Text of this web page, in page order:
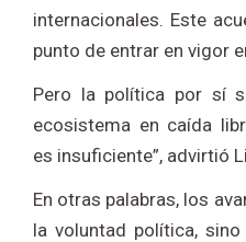
internacionales. Este
punto de entrar en vigor
Pero la política por sí
ecosistema en caída
es insuficiente”, advirtió
En otras palabras, los
la voluntad política,